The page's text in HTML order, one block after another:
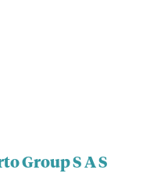
Group S A S